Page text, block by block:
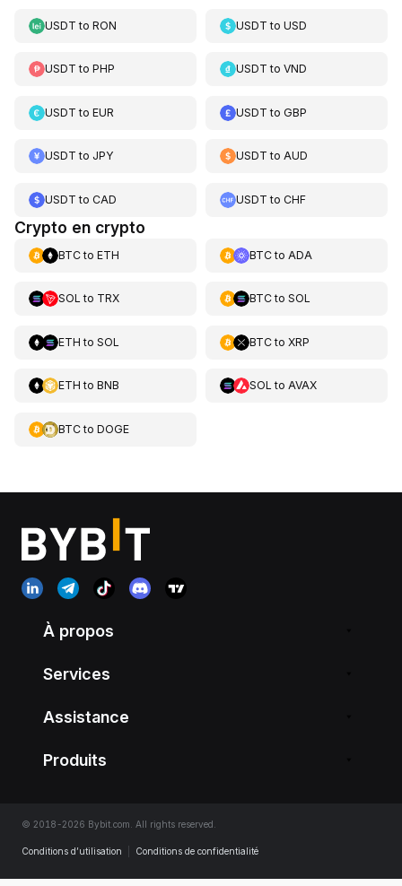
USDT to RON USDT toUSD
USDT to PHP USDT toVND
USDT to EUR USDT toGBP
USDT to JPY USDT toAUD
USDT to CAD USDT toCHF
Crypto en crypto
BTCto ETH BTCto ADA
SOL to TRX BTCto SOL
ETH to SOL BTCto XRP
ETH to BNB SOL to AVAX
BTCto DOGE
À propos
Services
Assistance
Produits
© 2018-2026 Bybit.com. All rights reserved.
Conditions d’utilisation Conditions de confidentialité